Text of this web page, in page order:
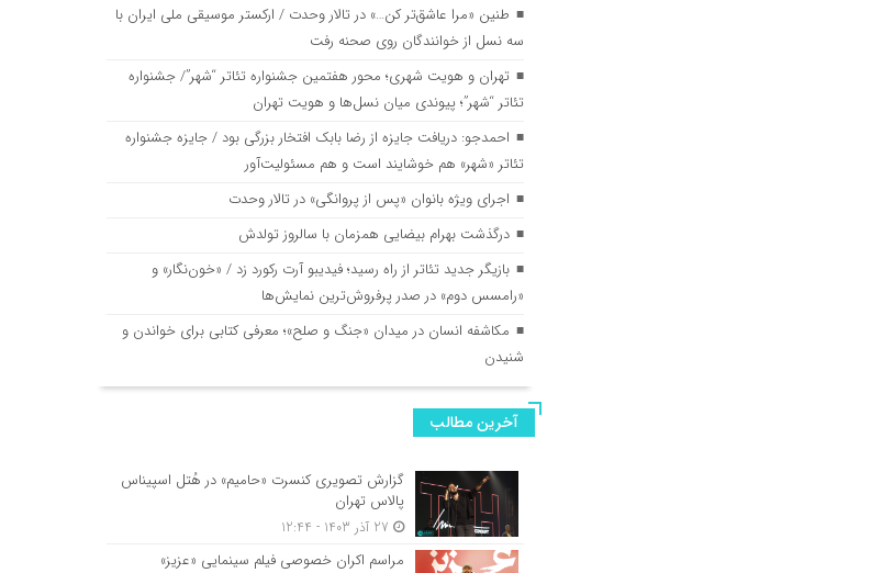
طنین «مرا عاشق‌تر کن…» در تالار وحدت / ارکستر موسیقی ملی ایران با
سه نسل از خوانندگان روی صحنه رفت
تهران و هویت شهری؛ محور هفتمین جشنواره تئاتر “شهر”/ جشنواره
تئاتر “شهر”؛ پیوندی میان نسل‌ها و هویت تهران
احمدجو: دریافت جایزه از رضا بابک افتخار بزرگی بود / جایزه جشنواره
تئاتر «شهر» هم خوشایند است و هم مسئولیت‌آور
اجرای ویژه بانوان «پس از پروانگی» در تالار وحدت
درگذشت بهرام بیضایی همزمان با سالروز تولدش
بازیگر جدید تئاتر از راه رسید؛ فیدیبو آرت رکورد زد / «خون‌نگار» و
«رامسس دوم» در صدر پرفروش‌ترین نمایش‌ها
مکاشفه انسان در میدان «جنگ و صلح»؛ معرفی کتابی برای خواندن و
شنیدن
آخرین مطالب
گزارش تصویری کنسرت «حامیم» در هُتل اسپیناس
پالاس تهران
مراسم اکران خصوصی فیلم سینمایی «عزیز»